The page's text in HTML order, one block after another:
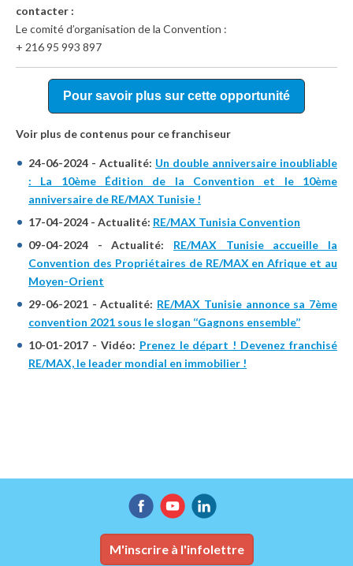
contacter :
Le comité d’organisation de la Convention :
+ 216 95 993 897
Pour savoir plus sur cette opportunité
Voir plus de contenus pour ce franchiseur
24-06-2024 - Actualité: Un double anniversaire inoubliable
: La 10ème Édition de la Convention et le 10ème
anniversaire de RE/MAX Tunisie !
17-04-2024 - Actualité: RE/MAX Tunisia Convention
09-04-2024 - Actualité: RE/MAX Tunisie accueille la
Convention des Propriétaires de RE/MAX en Afrique et au
Moyen-Orient
29-06-2021 - Actualité: RE/MAX Tunisie annonce sa 7ème
convention 2021 sous le slogan ‘‘Gagnons ensemble’’
10-01-2017 - Vidéo: Prenez le départ ! Devenez franchisé
RE/MAX, le leader mondial en immobilier !
M'inscrire à l'infolettre